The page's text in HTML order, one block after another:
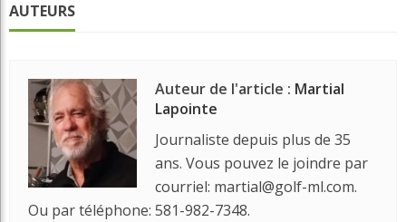
AUTEURS
Auteur de l'article : Martial
Lapointe
Journaliste depuis plus de 35
ans. Vous pouvez le joindre par
courriel: martial@golf-ml.com.
Ou par téléphone: 581-982-7348.